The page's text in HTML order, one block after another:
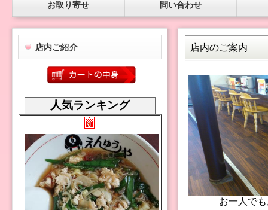
お取り寄せ 問い合わせ
店内のご案内
お一人で
店内ご紹介
人気ランキング